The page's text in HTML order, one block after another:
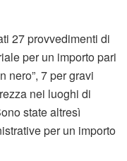
27 provvedimenti di
per un importo pari
nero”, 7 per gravi
nei luoghi di
state altresì
per un importo